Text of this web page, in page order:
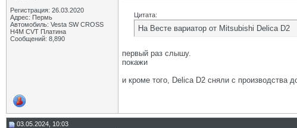
Регистрация: 26.03.2020
Адрес: Пермь
Автомобиль: Vesta SW CROSS
H4M CVT Платина
Сообщений: 8,890
Цитата:
На Весте вариатор от Mitsubishi Delica D2
первый раз слышу.
покажи
и кроме того, Delica D2 сняли с производства
03.05.2024, 10:03